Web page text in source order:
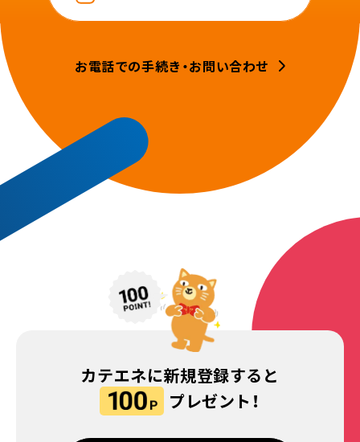
お電話での手続き・お問い合わせ
カテエネに新規登録すると
プレゼント！